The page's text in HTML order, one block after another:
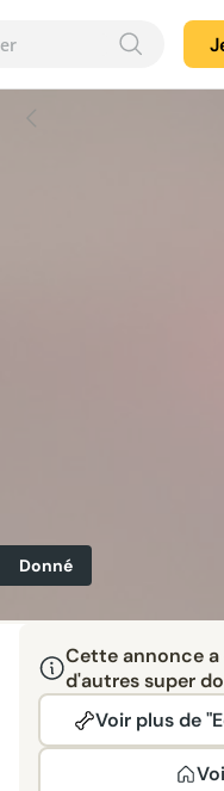
Donné
Cette annonce a
d'autres super
Voir plus de